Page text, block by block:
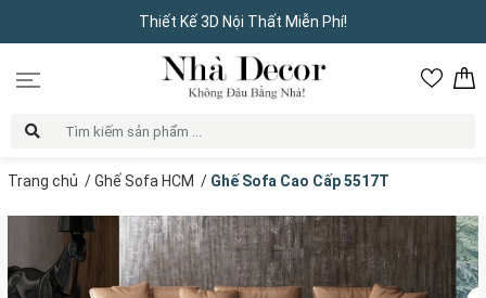
Thiết Kế 3D Nội Thất Miễn Phí!
Trang chủ /Ghế Sofa HCM / Ghế Sofa Cao Cấp 5517T